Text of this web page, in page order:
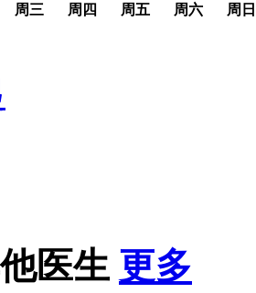
周三 周四 周五 周六 周日
医生 更多